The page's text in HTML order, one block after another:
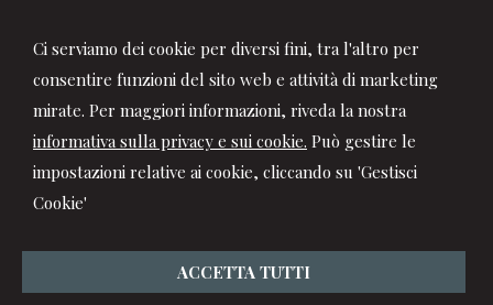
Ci serviamo dei cookie per diversi fini, tra l'altro per
consentire funzioni del sito web e attività di marketing
mirate. Per maggiori informazioni, riveda la nostra
informativa sulla privacy e sui cookie. Può gestire le
impostazioni relative ai cookie, cliccando su 'Gestisci
Cookie'
ACCETTA TUTTI